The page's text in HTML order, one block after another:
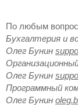
По любым
Бухгалтерия и
Олег Бунин
Олег Бунин
Программный
Олег Бунин